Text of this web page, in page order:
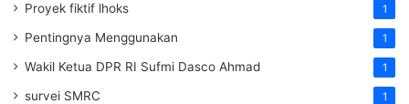
Proyek fiktif lhoks 1
Pentingnya Menggunakan 1
Wakil Ketua DPR RI Sufmi Dasco Ahmad 1
survei SMRC 1